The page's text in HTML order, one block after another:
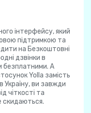
інтерфейсу, який
підтримкою та
на Безкоштовні
дзвінки в
безплатними. А
Yolla замість
Україну, ви завжди
чіткості та
скидаються.